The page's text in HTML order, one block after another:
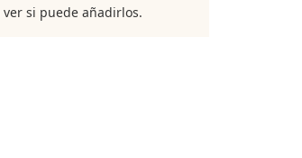
ver si puede añadirlos.